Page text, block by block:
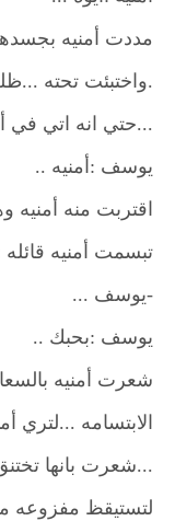
مددت أمنيه
.واختبئت تحته
...حتي انه اتي في
يوسف :أمنيه ..
اقتربت منه
تبسمت أمنيه قائله
-يوسف ...
يوسف :بحبك ..
شعرت أمنيه
الابتسامه
...شعرت بانها
لتستيقظ مفزوعه